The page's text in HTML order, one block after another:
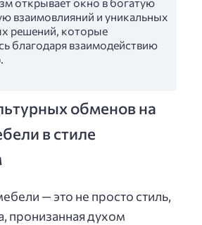
открывает окно в богатую
взаимовлияний и уникальных
решений, которые
благодаря взаимодействию
обменов на
в стиле
— это не просто стиль,
пронизанная духом